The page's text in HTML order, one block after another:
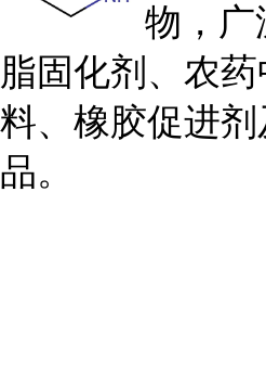
物，广
脂固化剂、农
料、橡胶促进
品。